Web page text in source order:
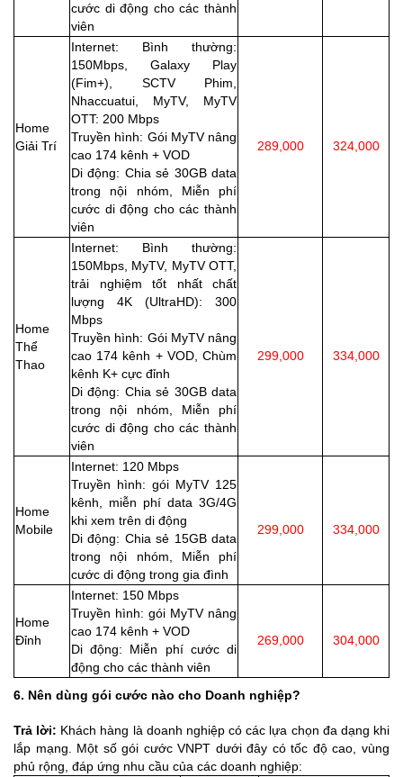
cước di động cho các thành
viên
Home
Giải Trí
Internet: Bình thường:
150Mbps, Galaxy Play
(Fim+), SCTV Phim,
Nhaccuatui, MyTV, MyTV
OTT: 200 Mbps
Truyền hình: Gói MyTV nâng
cao 174 kênh + VOD
Di động: Chia sẻ 30GB data
trong nội nhóm, Miễn phí
cước di động cho các thành
viên
289,000 324,000
Home
Thể
Thao
Internet: Bình thường:
150Mbps, MyTV, MyTV OTT,
trải nghiệm tốt nhất chất
lượng 4K (UltraHD): 300
Mbps
Truyền hình: Gói MyTV nâng
cao 174 kênh + VOD, Chùm
kênh K+ cực đỉnh
Di động: Chia sẻ 30GB data
trong nội nhóm, Miễn phí
cước di động cho các thành
viên
299,000 334,000
Home
Mobile
Internet: 120 Mbps
Truyền hình: gói MyTV 125
kênh, miễn phí data 3G/4G
khi xem trên di động
Di động: Chia sẻ 15GB data
trong nội nhóm, Miễn phí
cước di động trong gia đình
299,000 334,000
Home
Đỉnh
Internet: 150 Mbps
Truyền hình: gói MyTV nâng
cao 174 kênh + VOD
Di động: Miễn phí cước di
động cho các thành viên
269,000 304,000
6. Nên dùng gói cước nào cho Doanh nghiệp?
Trả lời: Khách hàng là doanh nghiệp có các lựa chọn đa dạng khi
lắp mạng. Một số gói cước VNPT dưới đây có tốc độ cao, vùng
phủ rộng, đáp ứng nhu cầu của các doanh nghiệp: